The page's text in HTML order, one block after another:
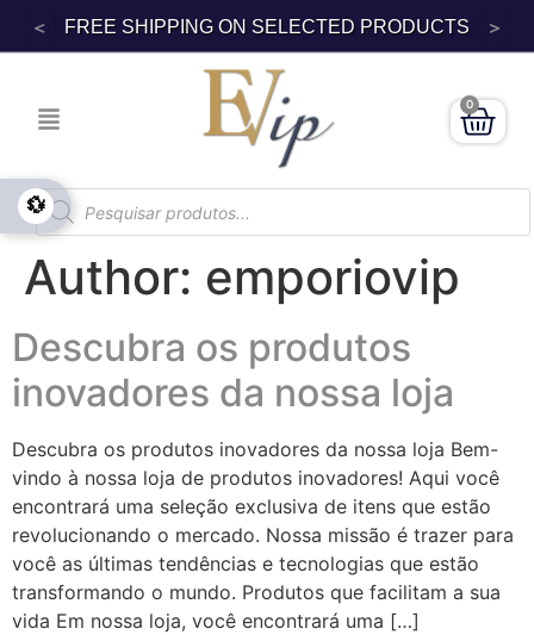
< DIRECT SALE PRODUCTS >
0
Author: emporiovip
Descubra os produtos
inovadores da nossa loja
Descubra os produtos inovadores da nossa loja Bem-
vindo à nossa loja de produtos inovadores! Aqui você
encontrará uma seleção exclusiva de itens que estão
revolucionando o mercado. Nossa missão é trazer para
você as últimas tendências e tecnologias que estão
transformando o mundo. Produtos que facilitam a sua
vida Em nossa loja, você encontrará uma […]
💱